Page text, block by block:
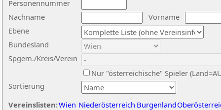
Nachname
Vorname
Ebene
Sortierung
Personennummer
Bundesland
Spgem./Kreis/Verein
Nur "österreichische" Spieler
Vereinslisten:Wien Niederösterreich Burgenland